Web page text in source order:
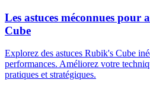
Les astuces méconnues
Cube
Explorez des astuces Rubik's Cube
performances. Améliorez votre
pratiques et stratégiques.